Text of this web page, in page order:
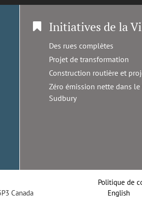
Initiatives de la
Des rues complètes
Projet de transformation
Construction routière et
Zéro émission nette dans le
Sudbury
Canada
Politique de
English